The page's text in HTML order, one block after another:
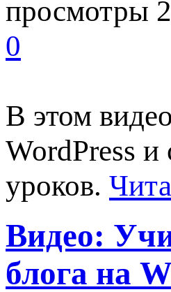
просмотры
0
В этом
WordPress и
уроков.
Видео:
блога на